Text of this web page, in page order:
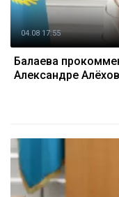
04.08 17:55
Балаева
Александре